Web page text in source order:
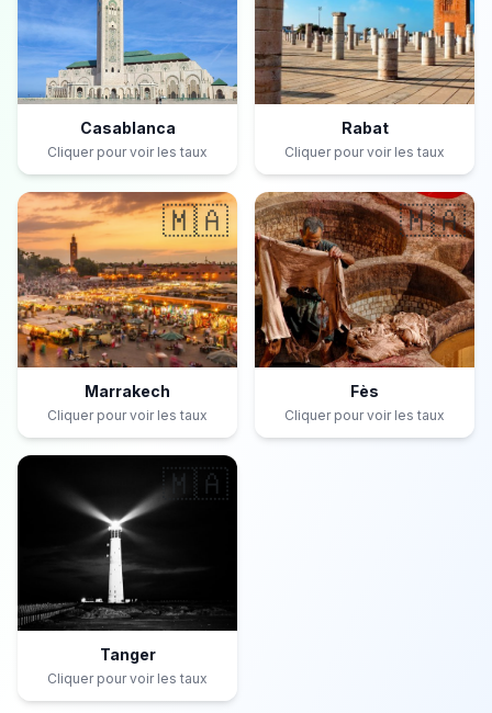
Casablanca
Cliquer pour voir les taux
Rabat
Cliquer pour voir les taux
🇲🇦
Marrakech
Cliquer pour voir les taux
🇲🇦
Fès
Cliquer pour voir les taux
🇲🇦
Tanger
Cliquer pour voir les taux